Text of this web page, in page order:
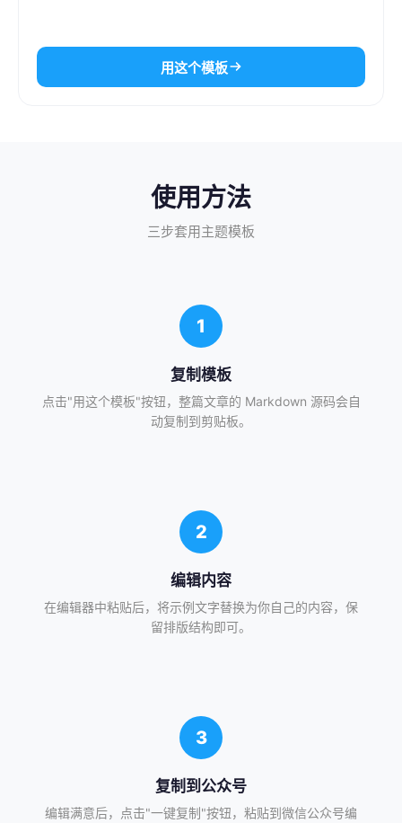
用这个模板
使用方法
三步套用主题模板
1
复制模板
点击"用这个模板"按钮，整篇文章的 Markdown 源码会自
动复制到剪贴板。
2
编辑内容
在编辑器中粘贴后，将示例文字替换为你自己的内容，保
留排版结构即可。
3
复制到公众号
编辑满意后，点击"一键复制"按钮，粘贴到微信公众号编